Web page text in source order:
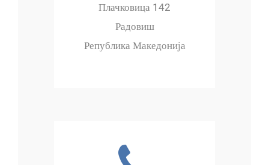
Плачковица 142
Радовиш
Република Македонија